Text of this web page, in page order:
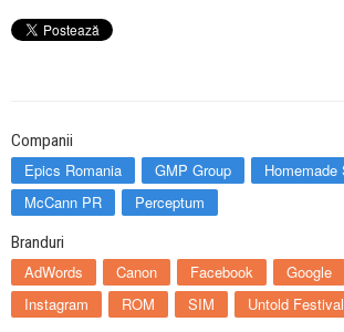
Companii
Epics Romania GMP Group Homemade
McCann PR
Perceptum
Branduri
AdWords Canon Facebook Google
Instagram
ROM SIM Untold Festival